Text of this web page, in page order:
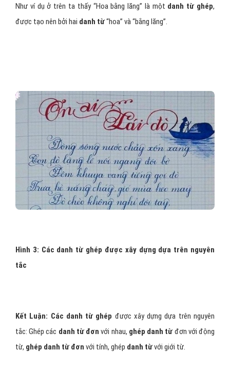
Như ví dụ ở trên ta thấy “Hoa bằng lăng” là một danh từ ghép,
được tạo nên bởi hai danh từ“hoa” và “bằng lăng”.
Hình 3: Các danh từ ghép được xây dựng dựa trên nguyên
tắc
Kết Luận: Các danh từ ghép được xây dựng dựa trên nguyên
tắc: Ghép các danh từ đơn với nhau, ghép danh từ đơn với động
từ, ghép danh từ đơn với tính, ghép danh từvới giới từ.